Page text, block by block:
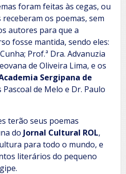
foram feitas às cegas, ou
os poemas, sem
autores para que a
fosse mantida, sendo eles:
Prof.ª Dra. Advanuzia
de Oliveira Lima, e os
Sergipana de
de Melo e Dr. Paulo
terão seus poemas
do Jornal Cultural ROL,
para todo o mundo, e
literários do pequeno